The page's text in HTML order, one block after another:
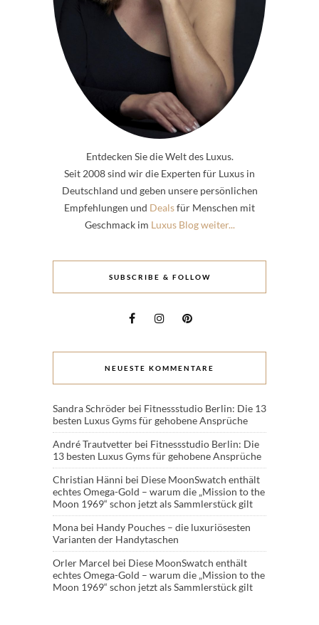
Entdecken Sie die Welt des Luxus.
Seit 2008 sind wir die Experten für Luxus in
Deutschland und geben unsere persönlichen
Empfehlungen und Dealsfür Menschen mit
Geschmack im Luxus Blog weiter...
SUBSCRIBE & FOLLOW
NEUESTE KOMMENTARE
Sandra Schröder bei Fitnessstudio Berlin: Die 13
besten Luxus Gyms für gehobene Ansprüche
André Trautvetter bei Fitnessstudio Berlin: Die
13 besten Luxus Gyms für gehobene Ansprüche
Christian Hänni bei Diese MoonSwatch enthält
echtes Omega-Gold – warum die „Mission to the
Moon 1969“ schon jetzt als Sammlerstück gilt
Mona bei Handy Pouches – die luxuriösesten
Varianten der Handytaschen
Orler Marcel bei Diese MoonSwatch enthält
echtes Omega-Gold – warum die „Mission to the
Moon 1969“ schon jetzt als Sammlerstück gilt